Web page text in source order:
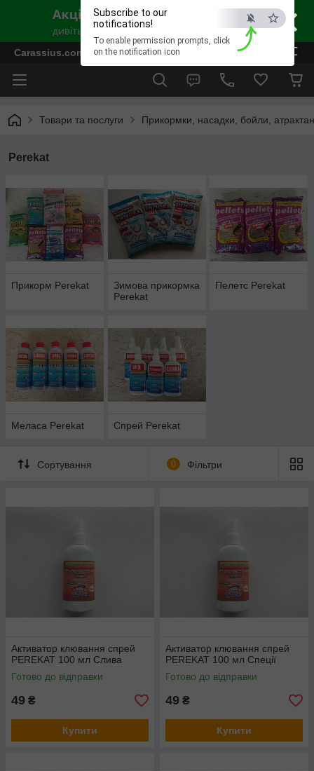
×
ESC
Subscribe to our
notifications!
To enable permission prompts, click
on the notification icon
Carassius.com.ua - Все для риболовлі та відпочинку
Товари та послуги Прикормки, насадки, бойли,
Perekat
Прикорм Perekat
Зимова прикормка
Perekat
Пелетс Perekat
Меласа Perekat Спрей Perekat
Сортування 0 Фільтри
Активатор клювання спрей
PEREKAT 100 мл Слива
Готово до відправки
49 ₴
Купити
Активатор клювання спрей
PEREKAT 100 мл Спеції
Готово до відправки
49 ₴
Купити